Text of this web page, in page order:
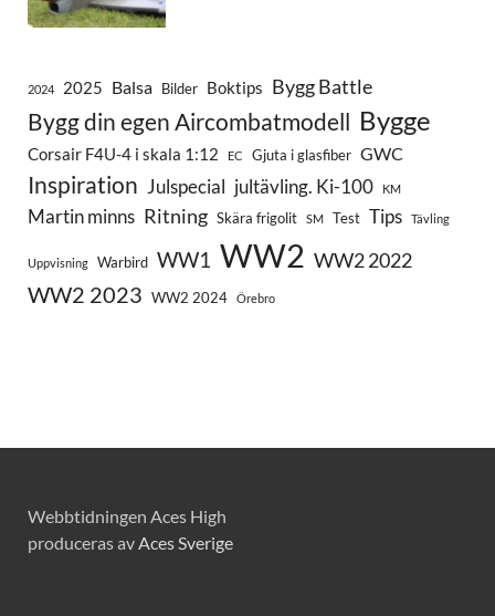
2024 2025 Balsa Bilder Boktips Bygg Battle
Bygg din egen Aircombatmodell Bygge
Corsair F4U-4 i skala 1:12 EC Gjuta i glasfiber GWC
Inspiration Julspecial jultävling. Ki-100 KM
Martin minns Ritning Skära frigolit SM Test Tips Tävling
Uppvisning Warbird WW1 WW2 WW2 2022
WW2 2023 WW2 2024 Örebro
Webbtidningen Aces High
produceras avAces Sverige